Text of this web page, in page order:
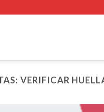
VERIFICAR